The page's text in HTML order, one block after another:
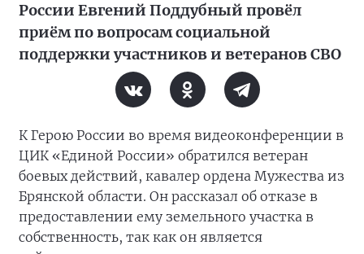
России Евгений Поддубный провёл
приём по вопросам социальной
поддержки участников и ветеранов СВО
К Герою России во время видеоконференции в
ЦИК «Единой России» обратился ветеран
боевых действий, кавалер ордена Мужества из
Брянской области. Он рассказал об отказе в
предоставлении ему земельного участка в
собственность, так как он является